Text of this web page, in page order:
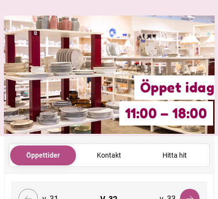
Öppet idag
11:00 – 18:00
Öppettider Kontakt Hitta hit